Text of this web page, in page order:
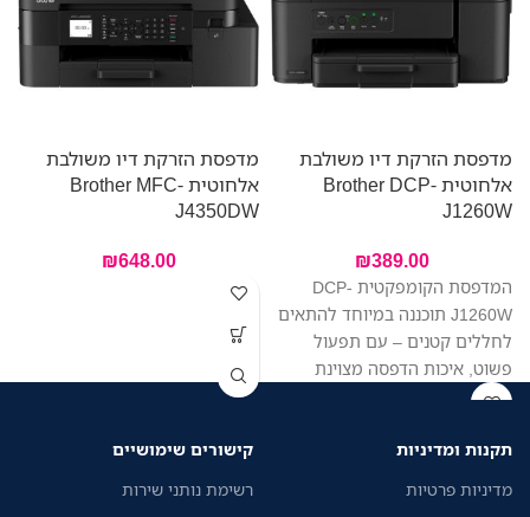
מדפסת הזרקת דיו משולבת
אלחוטית Brother DCP-
J1260W
₪389.00
המדפסת הקומפקטית DCP-
J1260W תוכננה במיוחד להתאים
לחללים קטנים – עם תפעול
פשוט, איכות הדפסה מצוינת
ומחיר משתלם. הדפיסו, סרקו
אחד. החיבור האלחוטי מאפשר
מדפסת הזרקת דיו משולבת
אלחוטית Brother MFC-
J4350DW
₪648.00
תקנות ומדיניות
מדיניות פרטיות
קישורים שימושיים
רשימת נותני שירות